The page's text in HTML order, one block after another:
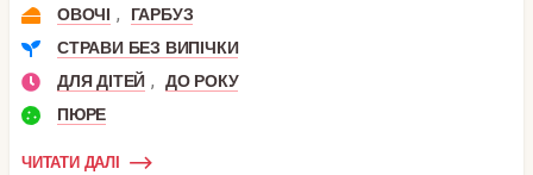
ОВОЧІ ,
ГАРБУЗ
СТРАВИ БЕЗ ВИПІЧКИ
ДЛЯ ДІТЕЙ ,
ДО РОКУ
ПЮРЕ
ЧИТАТИ ДАЛІ